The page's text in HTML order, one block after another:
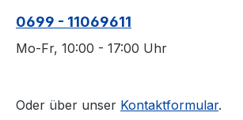
0699 - 11069611
Mo-Fr, 10:00 - 17:00 Uhr
Oder über unser Kontaktformular.